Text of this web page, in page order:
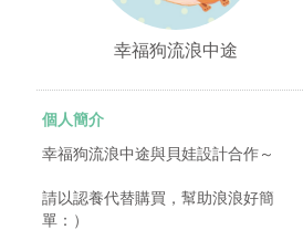
幸福狗流浪中途
個人簡介
幸福狗流浪中途與貝娃設計合作～
請以認養代替購買，幫助浪浪好簡
單：）